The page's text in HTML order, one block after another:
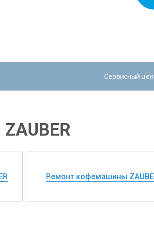
Сервисный
Ремонт кофемашины